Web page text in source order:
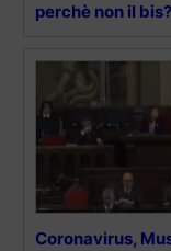
perchè non il
Coronavirus,